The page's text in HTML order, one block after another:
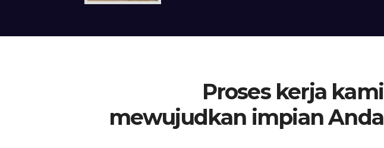
Proses kerja kami
mewujudkan impian Anda